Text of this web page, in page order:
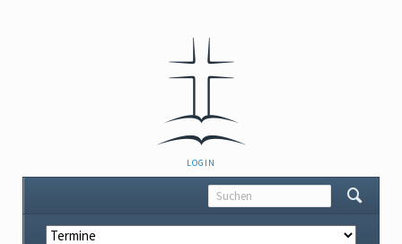
NAVIGATION
ÜBERSPRINGEN
LOGIN
Navigation